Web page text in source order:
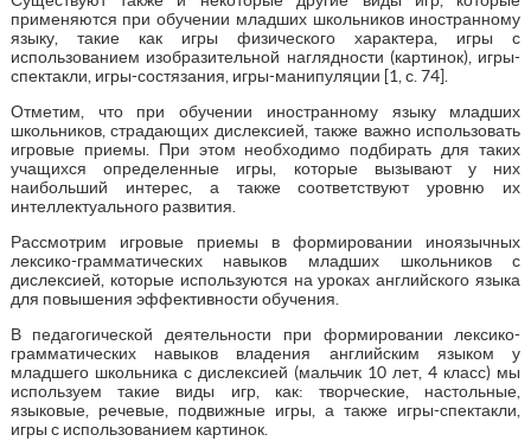
применяются при обучении младших школьников иностранному
языку, такие как игры физического характера, игры с
использованием изобразительной наглядности (картинок), игры-
спектакли, игры-состязания, игры-манипуляции [1, с. 74].
Отметим, что при обучении иностранному языку младших
школьников, страдающих дислексией, также важно использовать
игровые приемы. При этом необходимо подбирать для таких
учащихся определенные игры, которые вызывают у них
наибольший интерес, а также соответствуют уровню их
интеллектуального развития.
Рассмотрим игровые приемы в формировании иноязычных
лексико-грамматических навыков младших школьников с
дислексией, которые используются на уроках английского языка
для повышения эффективности обучения.
В педагогической деятельности при формировании лексико-
грамматических навыков владения английским языком у
младшего школьника с дислексией (мальчик 10 лет, 4 класс) мы
используем такие виды игр, как: творческие, настольные,
языковые, речевые, подвижные игры, а также игры-спектакли,
игры с использованием картинок.